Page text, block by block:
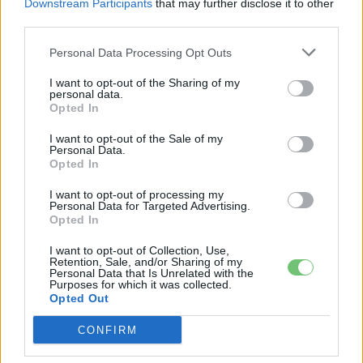
Downstream Participants that may further disclose it to other
Personal Data Processing Opt Outs
I want to opt-out of the Sharing of my
personal data.
Opted In
I want to opt-out of the Sale of my
Personal Data.
Opted In
I want to opt-out of processing my
Personal Data for Targeted Advertising.
Opted In
I want to opt-out of Collection, Use,
Retention, Sale, and/or Sharing of my
Personal Data that Is Unrelated with the
Purposes for which it was collected.
Opted Out
CONFIRM
KAPCSOLÓDÓ CIKKEK TÖBB A SZERZŐTŐL
Tesla: visszatért a régi árazás a magyar
Elektromos
elektromos pickupjának ára, és nevet is
kapott a modell
Elektromos
9000 elektromos furgonnál tart a Royal
Mail — és brutális tempóban bővül a
flotta